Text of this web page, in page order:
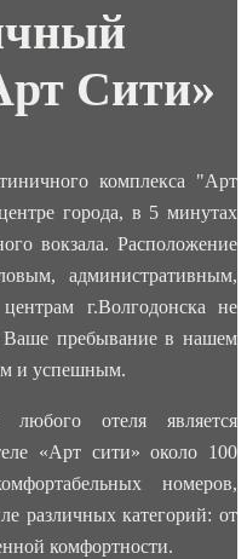
Сити»
комплекса "Арт
города, в 5 минутах
вокзала. Расположение
административным,
г.Волгодонска не
Ваше пребывание в нашем
и успешным.
отеля является
«Арт сити» около 100
номеров,
различных категорий: от
комфортности.